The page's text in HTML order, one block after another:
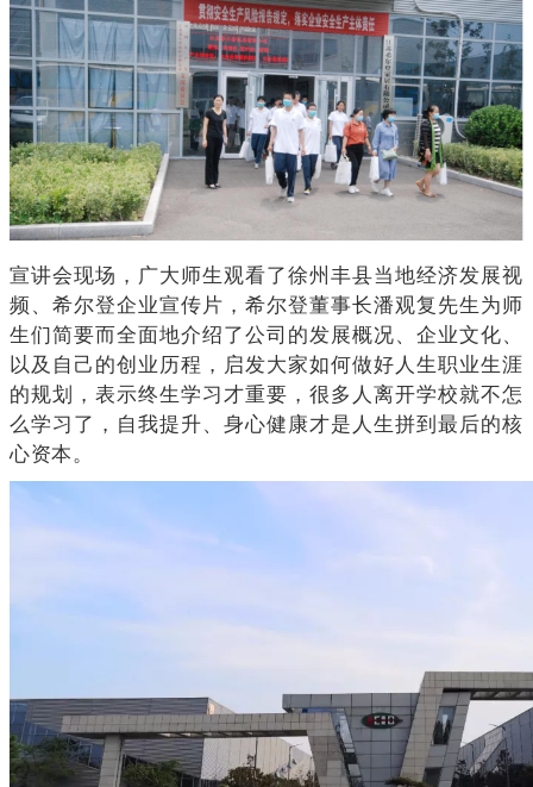
宣讲会现场，广大师生观看了徐州丰县当地经济发展视
频、希尔登企业宣传片，希尔登董事长潘观复先生为师
生们简要而全面地介绍了公司的发展概况、企业文化、
以及自己的创业历程，启发大家如何做好人生职业生涯
的规划，表示终生学习才重要，很多人离开学校就不怎
么学习了，自我提升、身心健康才是人生拼到最后的核
心资本。